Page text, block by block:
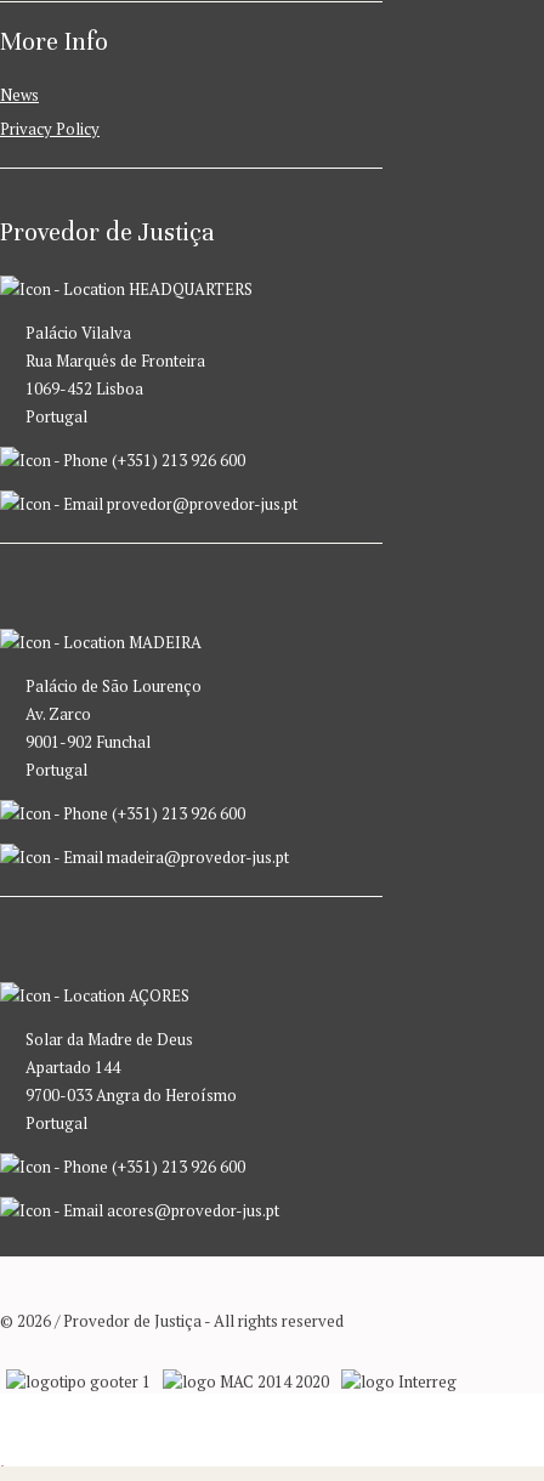
More Info
News
Privacy Policy
Provedor de Justiça
HEADQUARTERS
Palácio Vilalva
Rua Marquês de Fronteira
1069-452 Lisboa
Portugal
(+351) 213 926 600
provedor@provedor-jus.pt
MADEIRA
Palácio de São Lourenço
Av. Zarco
9001-902 Funchal
Portugal
(+351) 213 926 600
madeira@provedor-jus.pt
AÇORES
Solar da Madre de Deus
Apartado 144
9700-033 Angra do Heroísmo
Portugal
(+351) 213 926 600
acores@provedor-jus.pt
© 2026 / Provedor de Justiça - All rights reserved